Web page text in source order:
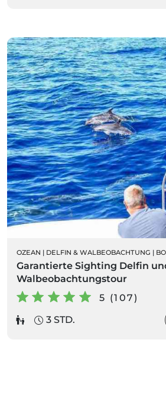
OZEAN | DELFIN & WALBEOBACHTUNG |
Garantierte Sighting Delfin
Walbeobachtungstour
5 (107)
3 STD.